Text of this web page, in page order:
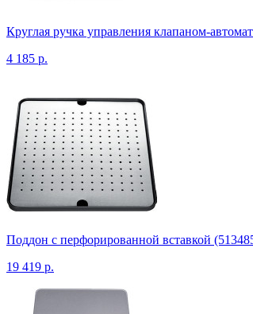
Круглая ручка управления клапаном-
4 185 р.
Поддон с перфорированной вставкой
19 419 р.